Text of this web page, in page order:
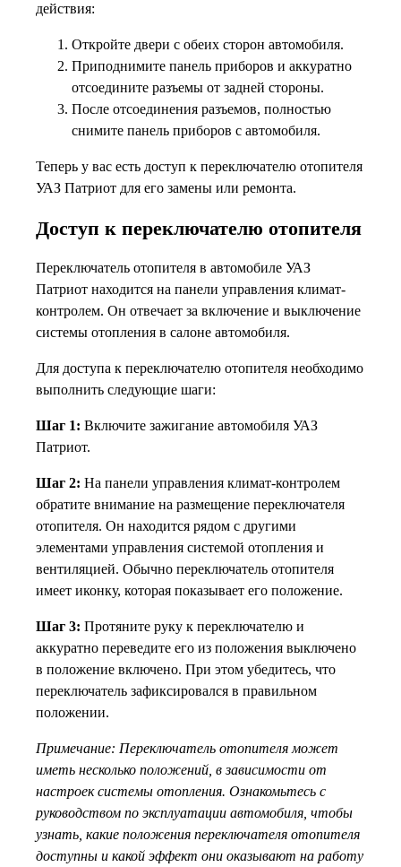
действия:
Откройте двери с обеих сторон автомобиля.
Приподнимите панель приборов и аккуратно
отсоедините разъемы от задней стороны.
После отсоединения разъемов, полностью
снимите панель приборов с автомобиля.
Теперь у вас есть доступ к переключателю отопителя
УАЗ Патриот для его замены или ремонта.
Доступ к переключателю отопителя
Переключатель отопителя в автомобиле УАЗ
Патриот находится на панели управления климат-
контролем. Он отвечает за включение и выключение
системы отопления в салоне автомобиля.
Для доступа к переключателю отопителя необходимо
выполнить следующие шаги:
Шаг 1: Включите зажигание автомобиля УАЗ
Патриот.
Шаг 2: На панели управления климат-контролем
обратите внимание на размещение переключателя
отопителя. Он находится рядом с другими
элементами управления системой отопления и
вентиляцией. Обычно переключатель отопителя
имеет иконку, которая показывает его положение.
Шаг 3: Протяните руку к переключателю и
аккуратно переведите его из положения выключено
в положение включено. При этом убедитесь, что
переключатель зафиксировался в правильном
положении.
Примечание: Переключатель отопителя может
иметь несколько положений, в зависимости от
настроек системы отопления. Ознакомьтесь с
руководством по эксплуатации автомобиля, чтобы
узнать, какие положения переключателя отопителя
доступны и какой эффект они оказывают на работу